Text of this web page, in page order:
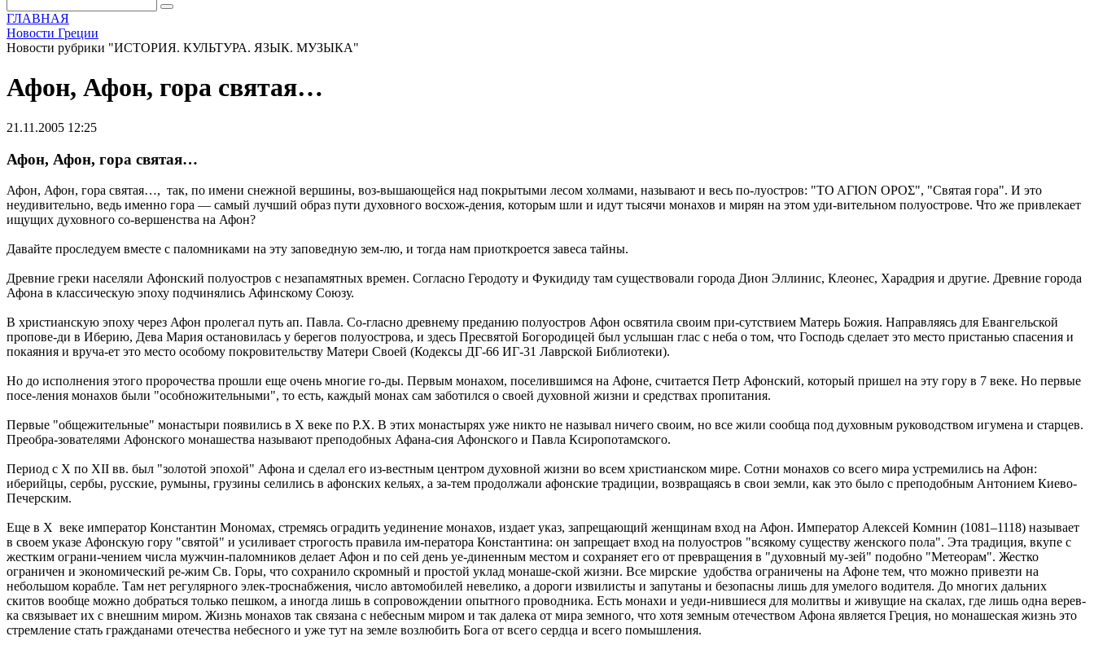
ГЛАВНАЯ
Новости Греции
Новости рубрики "ИСТОРИЯ. КУЛЬТУРА. ЯЗЫК. МУЗЫКА"
Афон, Афон, гора святая…
21.11.2005 12:25
Афон, Афон, гора святая…
Афон, Афон, гора святая…, так, по имени снежной вершины, воз-вышающейся над покрытыми лесом холмами, называют и весь по-луостров: "ΤΟ ΑΓΙΟΝ ΟΡΟΣ", "Святая гора". И это
неудивительно, ведь именно гора — самый лучший образ пути духовного восхож-дения, которым шли и идут тысячи монахов и мирян на этом уди-вительном полуострове. Что же привлекает
ищущих духовного со-вершенства на Афон?
Давайте проследуем вместе с паломниками на эту заповедную зем-лю, и тогда нам приоткроется завеса тайны.
Древние греки населяли Афонский полуостров с незапамятных времен. Согласно Геродоту и Фукидиду там существовали города Дион Эллинис, Клеонес, Харадрия и другие. Древние города
Афона в классическую эпоху подчинялись Афинскому Союзу.
В христианскую эпоху через Афон пролегал путь ап. Павла. Со-гласно древнему преданию полуостров Афон освятила своим при-сутствием Матерь Божия. Направляясь для Евангельской
пропове-ди в Иберию, Дева Мария остановилась у берегов полуострова, и здесь Пресвятой Богородицей был услышан глас с неба о том, что Господь сделает это место пристанью спасения и
покаяния и вруча-ет это место особому покровительству Матери Своей (Кодексы ДГ-66 ИГ-31 Лаврской Библиотеки).
Но до исполнения этого пророчества прошли еще очень многие го-ды. Первым монахом, поселившимся на Афоне, считается Петр Афонский, который пришел на эту гору в 7 веке. Но первые
посе-ления монахов были "особножительными", то есть, каждый монах сам заботился о своей духовной жизни и средствах пропитания.
Первые "общежительные" монастыри появились в X веке по Р.Х. В этих монастырях уже никто не называл ничего своим, но все жили сообща под духовным руководством игумена и старцев.
Преобра-зователями Афонского монашества называют преподобных Афана-сия Афонского и Павла Ксиропотамского.
Период с X по XII вв. был "золотой эпохой" Афона и сделал его из-вестным центром духовной жизни во всем христианском мире. Сотни монахов со всего мира устремились на Афон:
иберийцы, сербы, русские, румыны, грузины селились в афонских кельях, а за-тем продолжали афонские традиции, возвращаясь в свои земли, как это было с преподобным Антонием Киево-
Печерским.
Еще в X веке император Константин Мономах, стремясь оградить уединение монахов, издает указ, запрещающий женщинам вход на Афон. Император Алексей Комнин (1081–1118) называет
в своем указе Афонскую гору "святой" и усиливает строгость правила им-ператора Константина: он запрещает вход на полуостров "всякому существу женского пола". Эта традиция, вкупе с
жестким ограни-чением числа мужчин-паломников делает Афон и по сей день уе-диненным местом и сохраняет его от превращения в "духовный му-зей" подобно "Метеорам". Жестко
ограничен и экономический ре-жим Св. Горы, что сохранило скромный и простой уклад монаше-ской жизни. Все мирские удобства ограничены на Афоне тем, что можно привезти на
небольшом корабле. Там нет регулярного элек-троснабжения, число автомобилей невелико, а дороги извилисты и запутаны и безопасны лишь для умелого водителя. До многих дальних
скитов вообще можно добраться только пешком, а иногда лишь в сопровождении опытного проводника. Есть монахи и уеди-нившиеся для молитвы и живущие на скалах, где лишь одна верев-
ка связывает их с внешним миром. Жизнь монахов так связана с небесным миром и так далека от мира земного, что хотя земным отечеством Афона является Греция, но монашеская жизнь это
стремление стать гражданами отечества небесного и уже тут на земле возлюбить Бога от всего сердца и всего помышления.